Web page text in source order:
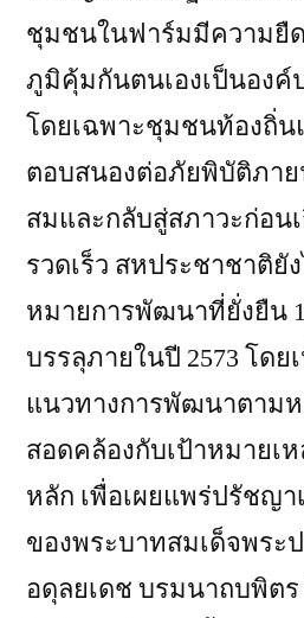
ชุมชนในฟาร์มมีความยื
ภูมิคุ้มกันตนเองเป็นองค์
โดยเฉพาะชุมชนท้องถิ่
ตอบสนองต่อภัยพิบัติภาย
สมและกลับสู่สภาวะก่อน
รวดเร็ว สหประชาชาติยั
หมายการพัฒนาที่ยั่งยืน
บรรลุภายในปี 2573 โดย
แนวทางการพัฒนาตาม
สอดคล้องกับเป้าหมายเ
หลัก เพื่อเผยแพร่ปรัชญา
ของพระบาทสมเด็จพร
อดุลยเดช บรมนาถบพิต